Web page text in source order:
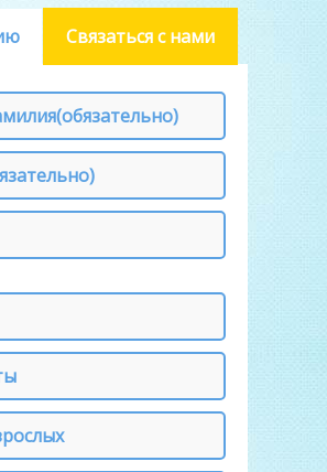
Связаться с нами